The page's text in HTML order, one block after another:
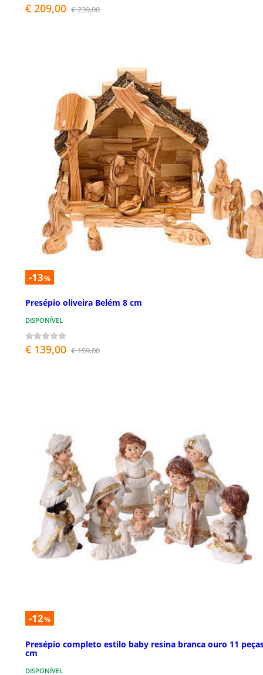
€ 209,00 € 239,00
-13%
Presépio oliveira Belém 8 cm
DISPONÍVEL
€ 139,00 € 159,00
-12%
Presépio completo estilo baby resina branca ouro 11
cm
DISPONÍVEL